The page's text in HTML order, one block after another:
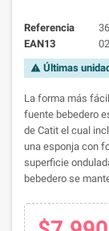
Referencia
EAN13
warning Últimas
La forma más
fuente bebedero
de Catit el cual
una esponja con
superficie
bebedero se